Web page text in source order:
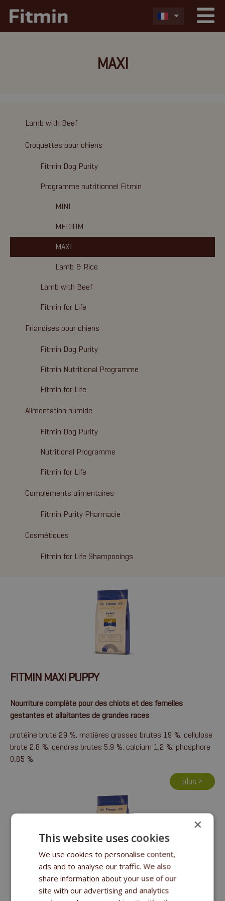
MAXI
Lamb with Beef
Croquettes pour chiens
Fitmin Dog Purity
Programme nutritionnel Fitmin
MINI
MEDIUM
MAXI
Lamb & Rice
Lamb with Beef
Fitmin for Life
Friandises pour chiens
Fitmin Dog Purity
Fitmin Nutritional Programme
Fitmin for Life
Alimentation humide
Fitmin Dog Purity
Nutritional Programme
Fitmin for Life
Compléments alimentaires
Fitmin Purity Pharmacie
Cosmétiques
Fitmin for Life Shampooings
FITMIN MAXI PUPPY
Nourriture complète pour des chiots et des femelles
gestantes et allaitantes de grandes races
protéine brute 29 %, matières grasses brutes 19 %, cellulose
brute 2,8 %, cendres brutes 5,9 %, calcium 1,2 %, phosphore
0,85 %.
plus >
FITMIN MAXI JUNIOR
×
This website uses cookies
We use cookies to personalise content,
ads and to analyse our traffic. We also
share information about your use of our
site with our advertising and analytics